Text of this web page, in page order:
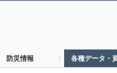
防災情報 各種データ・